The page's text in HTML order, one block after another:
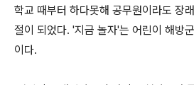
학교 때부터 하다못해 공무원이라도 장
절이 되었다. '지금 놀자'는 어린이 해방
이다.